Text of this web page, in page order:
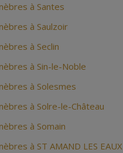
à Santes
à Saulzoir
à Seclin
à Sin-le-Noble
à Solesmes
à Solre-le-Château
à Somain
à ST AMAND LES EAUX